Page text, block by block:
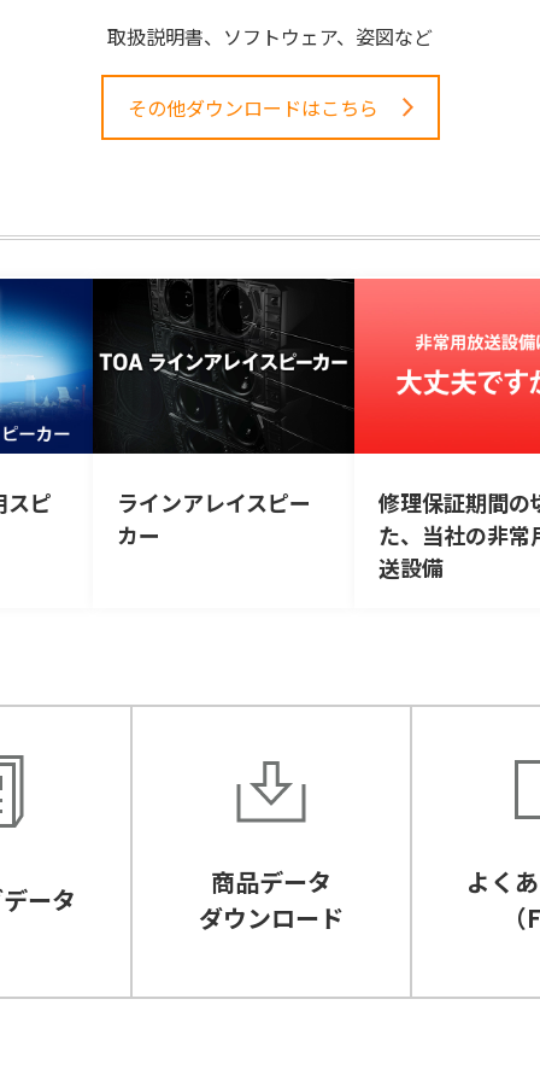
取扱説明書、ソフトウェア、姿図など
その他ダウンロードはこちら
スピ
ラインアレイスピー
カー
修理保証期間の
た、当社の非常
送設備
ータ
商品データ
ダウンロード
よく